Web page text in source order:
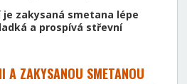
je zakysaná smetana lépe
a prospívá střevní
A ZAKYSANOU SMETANOU